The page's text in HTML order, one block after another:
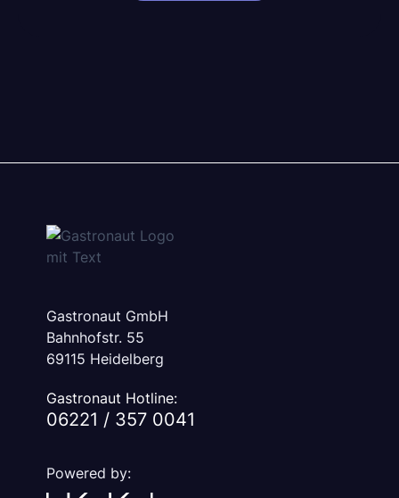
Gastronaut GmbH
Bahnhofstr. 55
69115 Heidelberg
Gastronaut Hotline:
06221 / 357 0041
Powered by: